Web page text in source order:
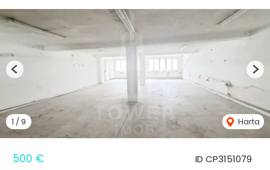
ID CP3151079
500 €
1 /9 Harta
Previous